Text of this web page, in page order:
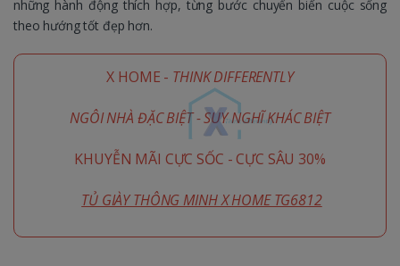
những hành động thích hợp, từng bước chuyển biến cuộc sống
theo hướng tốt đẹp hơn.
X HOME - THINK DIFFERENTLY
NGÔI NHÀ ĐẶC BIỆT - SUY NGHĨ KHÁC BIỆT
KHUYỄN MÃI CỰC SỐC - CỰC SÂU 30%
TỦ GIÀY THÔNG MINH X HOME TG6812